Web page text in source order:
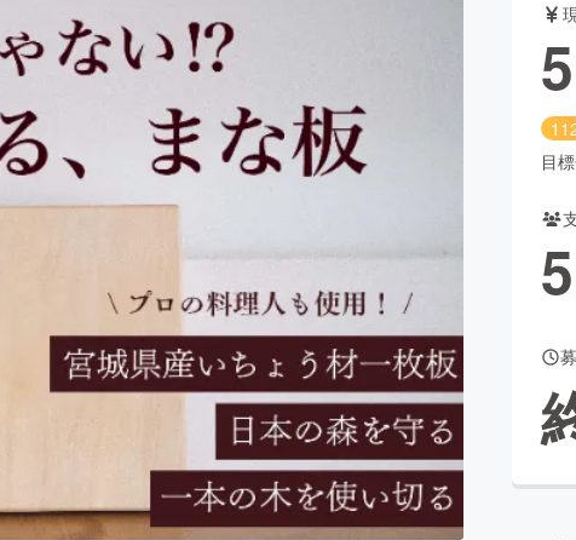
音楽 舞台・パフォーマ
書籍・雑誌出版
ビューティー・ヘ
CAMPFIRE for Social GoodCAMPFIRE Creation
CAMPFIREふるさと納税machi-yaコミュニティ
目